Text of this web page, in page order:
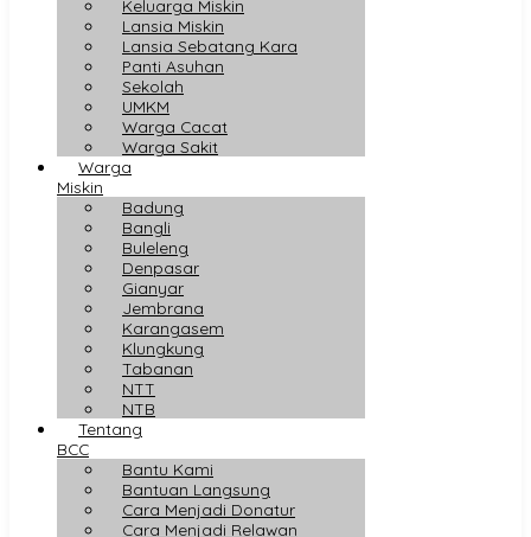
Keluarga Miskin
Lansia Miskin
Lansia Sebatang Kara
Panti Asuhan
Sekolah
UMKM
Warga Cacat
Warga Sakit
Warga
Miskin
Badung
Bangli
Buleleng
Denpasar
Gianyar
Jembrana
Karangasem
Klungkung
Tabanan
NTT
NTB
Tentang
BCC
Bantu Kami
Bantuan Langsung
Cara Menjadi Donatur
Cara Menjadi Relawan